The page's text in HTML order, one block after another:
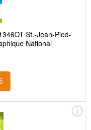
St.-Jean-Pied-
National